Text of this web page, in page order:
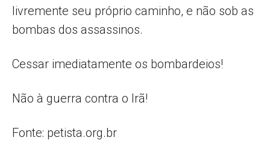
livremente seu próprio caminho, e não sob as
bombas dos assassinos.
Cessar imediatamente os bombardeios!
Não à guerra contra o Irã!
Fonte: petista.org.br